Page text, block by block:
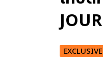
EXCLUSIVE